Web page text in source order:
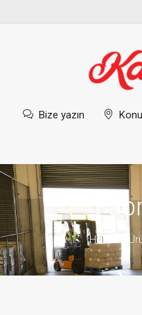
Bize yazın
Home»